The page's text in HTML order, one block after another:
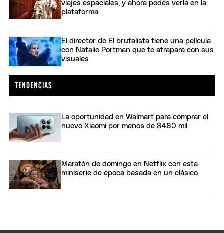
viajes espaciales, y ahora podés verla en la
plataforma
El director de El brutalista tiene una película
con Natalie Portman que te atrapará con sus
visuales
La oportunidad en Walmart para comprar el
nuevo Xiaomi por menos de $480 mil
Maratón de domingo en Netflix con esta
miniserie de época basada en un clásico